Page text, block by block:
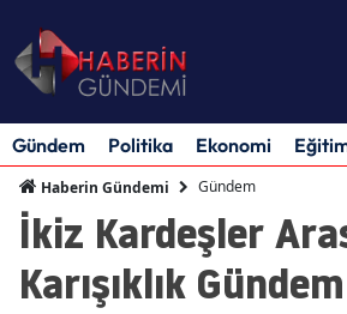
Gündem Politika Ekonomi
Haberin Gündemi Gündem
İkiz Kardeşler
Karışıklık